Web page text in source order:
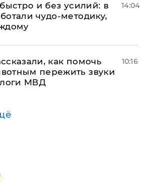
и без усилий: в
чудо-методику,
14:04
как помочь
пережить звуки
МВД
10:16